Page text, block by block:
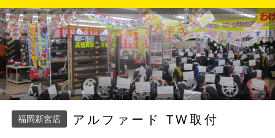
福岡新宮店 アルファード TW取付